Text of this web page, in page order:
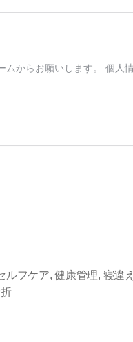
ルフケア,健康管理, 寝違え